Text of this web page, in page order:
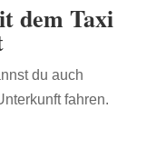
dem Taxi
du auch
fahren.